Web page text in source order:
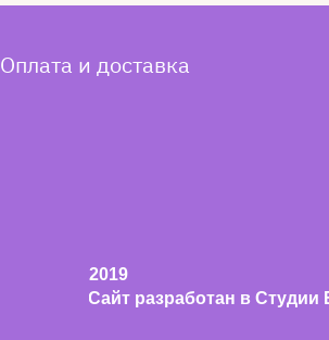
Оплата и доставка